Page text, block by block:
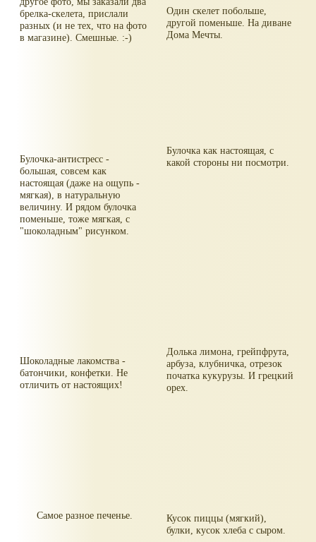
брелка-скелета, прислали
разных (и не тех, что на фото
в магазине). Смешные. :-)
Один скелет побольше,
другой поменьше. На диване
Дома Мечты.
Булочка-антистресс -
большая, совсем как
настоящая (даже на ощупь -
мягкая), в натуральную
величину. И рядом булочка
поменьше, тоже мягкая, с
"шоколадным" рисунком.
Булочка как настоящая, с
какой стороны ни посмотри.
Шоколадные лакомства -
батончики, конфетки. Не
отличить от настоящих!
Долька лимона, грейпфрута,
арбуза, клубничка, отрезок
початка кукурузы. И грецкий
орех.
Самое разное печенье.
Кусок пиццы (мягкий),
булки, кусок хлеба с сыром.